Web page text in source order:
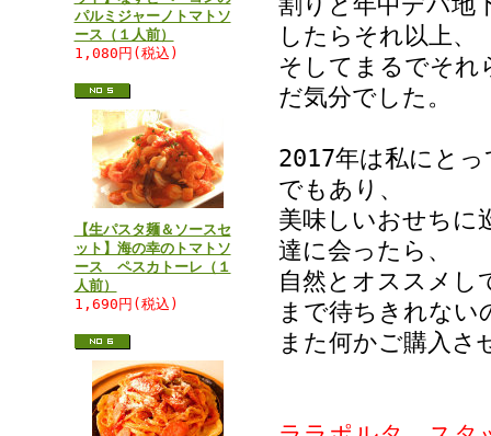
パルミジャーノトマトソ
ース（１人前）
1,080円(税込)
【生パスタ麺＆ソースセ
ット】海の幸のトマトソ
ース ペスカトーレ（１
人前）
1,690円(税込)
したらそれ以上、
そしてまるでそれ
だ気分でした。
2017年は私にと
でもあり、
美味しいおせちに
達に会ったら、
自然とオススメ
まで待ちきれない
また何かご購入さ